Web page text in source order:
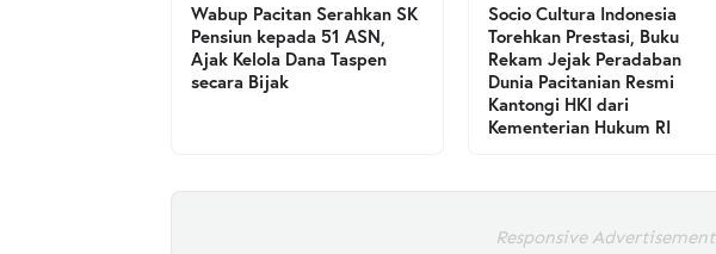
Wabup Pacitan Serahkan SK
Pensiun kepada 51 ASN,
Ajak Kelola Dana Taspen
secara Bijak
Socio Cultura Indonesia
Torehkan Prestasi, Buku
Rekam Jejak Peradaban
Dunia Pacitanian Resmi
Kantongi HKI dari
Kementerian Hukum RI
Responsive Advertisement